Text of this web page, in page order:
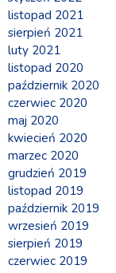
listopad 2021
sierpień 2021
luty 2021
listopad 2020
październik 2020
czerwiec 2020
maj 2020
kwiecień 2020
marzec 2020
grudzień 2019
listopad 2019
październik 2019
wrzesień 2019
sierpień 2019
czerwiec 2019